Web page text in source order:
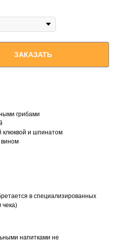
ЗАКАЗАТЬ
грибами
клюквой и шпинатом
вином
в специализированных
чека)
напитками не